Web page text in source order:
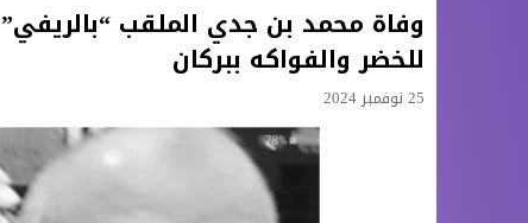
وفاة محمد بن جدي الملقب
للخضر والفواكه ببركان
25 نوفمبر 2024